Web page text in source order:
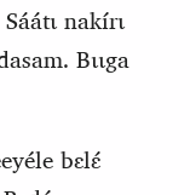
nakírɩ
Bɩɩga
bɛlɛ́